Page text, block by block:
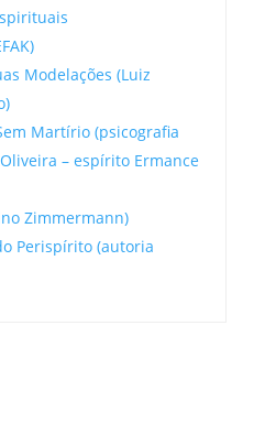
Modelações (Luiz
Martírio (psicografia
– espírito Ermance
Zimmermann)
Perispírito (autoria